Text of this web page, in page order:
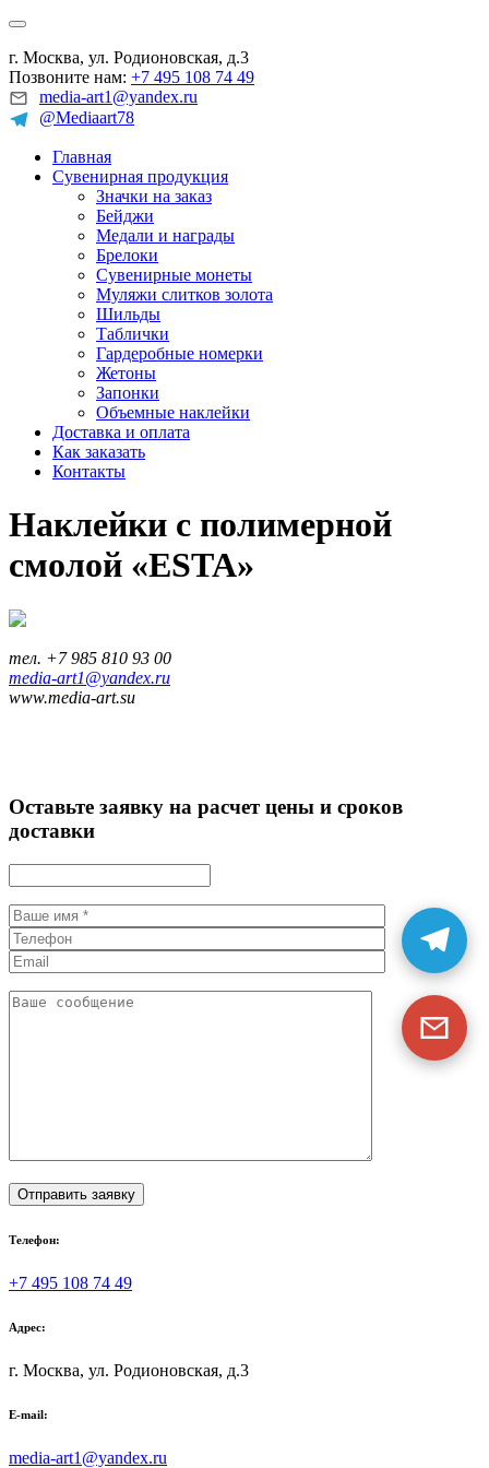
г. Москва, ул. Родионовская, д.3
Позвоните нам: +7 495 108 74 49
media-art1@yandex.ru
@Mediaart78
Главная
Сувенирная продукция
Значки на заказ
Бейджи
Медали и награды
Брелоки
Сувенирные монеты
Муляжи слитков золота
Шильды
Таблички
Гардеробные номерки
Жетоны
Запонки
Объемные наклейки
Доставка и оплата
Как заказать
Контакты
Наклейки с полимерной
смолой «ESTA»
тел. +7 985 810 93 00
media-art1@yandex.ru
www.media-art.su
Оставьте заявку на расчет цены и сроков
доставки
Телефон:
+7 495 108 74 49
Адрес:
г. Москва, ул. Родионовская, д.3
E-mail:
media-art1@yandex.ru